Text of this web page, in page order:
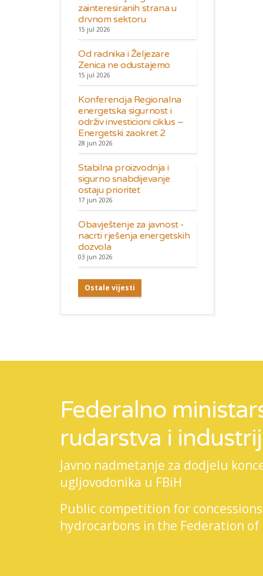
zainteresiranih strana u
drvnom sektoru
15 jul 2026
Od radnika i Željezare
Zenica ne odustajemo
15 jul 2026
Konferencija Regionalna
energetska sigurnost i
održiv investicioni ciklus –
Energetski zaokret 2
28 jun 2026
Stabilna proizvodnja i
sigurno snabdijevanje
ostaju prioritet
17 jun 2026
Obavještenje za javnost -
nacrti rješenja energetskih
dozvola
03 jun 2026
Ostale vijesti
Federalno
rudarstva i
Javno nadmetanje za dodjelu
ugljovodonika u FBiH
Public competition for
hydrocarbons in the Federation of